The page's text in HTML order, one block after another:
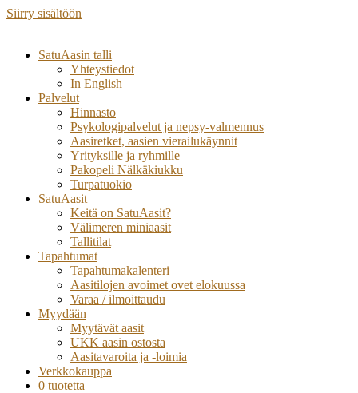
Siirry sisältöön
SatuAasin talli
Yhteystiedot
In English
Palvelut
Hinnasto
Psykologipalvelut ja nepsy-valmennus
Aasiretket, aasien vierailukäynnit
Yrityksille ja ryhmille
Pakopeli Nälkäkiukku
Turpatuokio
SatuAasit
Keitä on SatuAasit?
Välimeren miniaasit
Tallitilat
Tapahtumat
Tapahtumakalenteri
Aasitilojen avoimet ovet elokuussa
Varaa / ilmoittaudu
Myydään
Myytävät aasit
UKK aasin ostosta
Aasitavaroita ja -loimia
Verkkokauppa
0 tuotetta